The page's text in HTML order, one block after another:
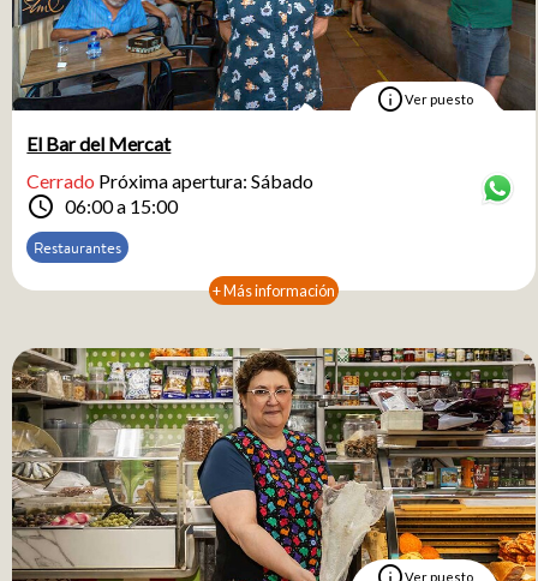
infoVer puesto
El Bar del Mercat
Cerrado Próxima apertura: Sábado
schedule 06:00 a 15:00
Restaurantes
+ Más información
Ver puesto